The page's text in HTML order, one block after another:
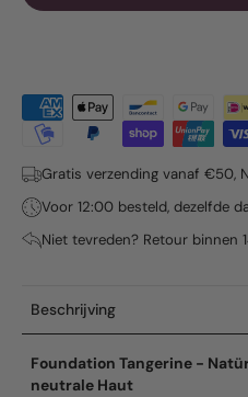
Gratis verzending vanaf €50,
Voor 12:00 besteld, dezelfde
Niet tevreden? Retour binnen
Beschrijving
Foundation Tangerine -
neutrale Haut